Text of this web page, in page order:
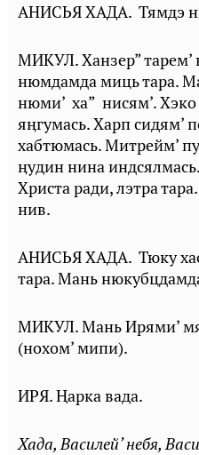
АНИСЬЯ ХАДА. Тямдэ
МИКУЛ. Ханзер” тарем’
нюмдамда миць тара.
нюми’ ха” нисям’.
яӊгумась. Харп сидям’
хабтюмась. Митрейм’
ӊудин нина
Христа ради, лэтра
нив.
АНИСЬЯ ХАДА. Тюку
тара. Мань
МИКУЛ. Мань Ирями’
(нохом’ мипи).
ИРЯ. Ңарка вада.
Хада, Василей’ небя,